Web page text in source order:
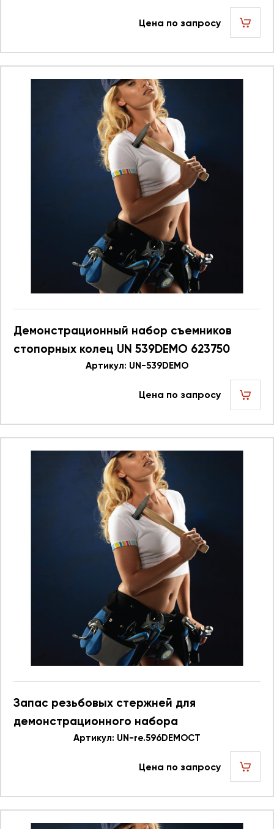
Цена по запросу
Демонстрационный набор съемников
стопорных колец UN 539DEMO 623750
Артикул: UN-539DEMO
Цена по запросу
Запас резьбовых стержней для
демонстрационного набора
586.596DEMOCT UN re.596DEMOCT 623749
Артикул: UN-re.596DEMOCT
Цена по запросу